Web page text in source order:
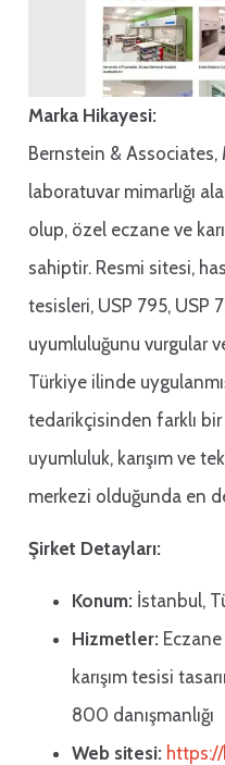
Marka Hikayesi:
Bernstein & Associates,
laboratuvar mimarlığı
olup, özel eczane ve
sahiptir. Resmi sitesi,
tesisleri, USP 795, USP
uyumluluğunu vurgular
Türkiye ilinde
tedarikçisinden farklı bir
uyumluluk, karışım ve
merkezi olduğunda en
Şirket Detayları:
Konum: İstanbul,
Hizmetler: Eczane
karışım tesisi
800 danışmanlığı
Web sitesi: